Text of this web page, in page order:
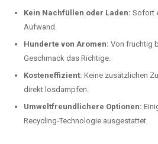
Kein Nachfüllen oder Laden: Sofort
Aufwand.
Hunderte von Aromen: Von fruchtig
Geschmack das Richtige.
Kosteneffizient: Keine zusätzlichen
direkt losdampfen.
Umweltfreundlichere Optionen:
Recycling-Technologie ausgestattet.